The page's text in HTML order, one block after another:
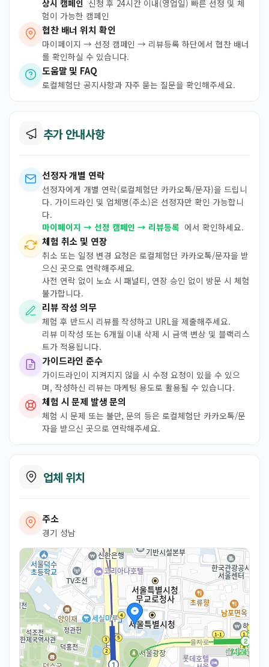
상시 캠페인 신청 후 24시간 이내(영업일) 빠른 선정 및 체
험이 가능한 캠페인
협찬 배너 위치 확인
마이페이지 → 선정 캠페인 → 리뷰등록 하단에서 협찬 배너
를 확인하실 수 있습니다.
도움말 및 FAQ
로컬체험단 공지사항과 자주 묻는 질문을 확인해주세요.
추가 안내사항
선정자 개별 연락
선정자에게 개별 연락(로컬체험단 카카오톡/문자)을 드립니
다. 가이드라인 및 업체명(주소)은 선정자만 확인 가능합니
다.
마이페이지 → 선정 캠페인 → 리뷰등록 에서 확인하세요.
체험 취소 및 연장
취소 또는 일정 변경 요청은 로컬체험단 카카오톡/문자을 받
으신 곳으로 연락해주세요.
사전 연락 없이 노쇼 시 패널티, 연장 승인 없이 방문 시 체험
불가합니다.
리뷰 작성 의무
체험 후 반드시 리뷰를 작성하고 URL을 제출해주세요.
리뷰 미작성 또는 6개월 이내 삭제 시 금액 변상 및 블랙리스
트가 적용됩니다.
가이드라인 준수
가이드라인이 지켜지지 않을 시 수정 요청이 있을 수 있으
며, 작성하신 리뷰는 마케팅 용도로 활용될 수 있습니다.
체험 시 문제 발생 문의
체험 시 문제 또는 불만, 문의 등은 로컬체험단 카카오톡/문
자을 받으신 곳으로 연락해주세요.
업체 위치
주소
경기 성남